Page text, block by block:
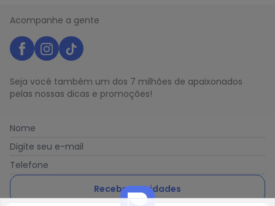
Acompanhe a gente
Seja você também um dos 7 milhões de apaixonados
pelas nossas dicas e promoções!
Nome
Digite seu e-mail
Telefone
Receber novidades